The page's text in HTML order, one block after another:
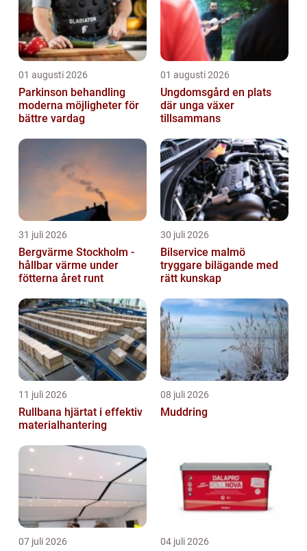
01 augusti 2026
Parkinson behandling
moderna möjligheter för
bättre vardag
01 augusti 2026
Ungdomsgård en plats
där unga växer
tillsammans
31 juli 2026
Bergvärme Stockholm -
hållbar värme under
fötterna året runt
30 juli 2026
Bilservice malmö
tryggare bilägande med
rätt kunskap
11 juli 2026
Rullbana hjärtat i effektiv
materialhantering
08 juli 2026
Muddring
07 juli 2026 04 juli 2026